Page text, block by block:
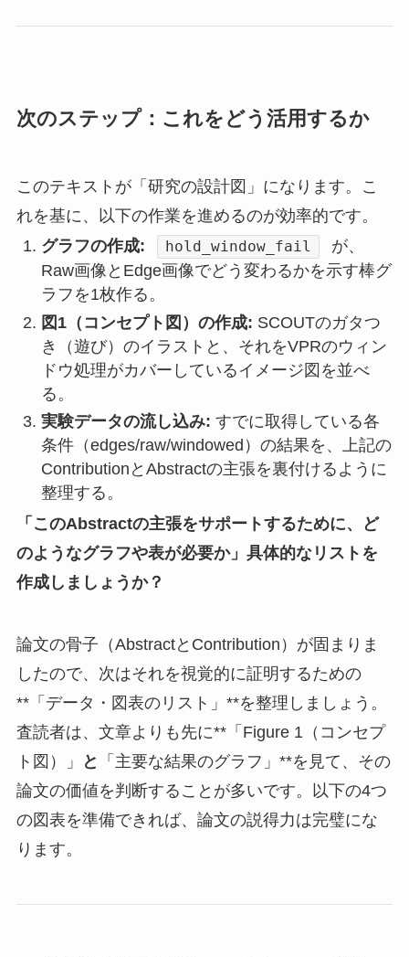
次のステップ：これをどう活用するか
このテキストが「研究の設計図」になります。こ
れを基に、以下の作業を進めるのが効率的です。
グラフの作成:
hold_window_fail
が、
Raw画像とEdge画像でどう変わるかを示す棒グ
ラフを1枚作る。
図1（コンセプト図）の作成: SCOUTのガタつ
き（遊び）のイラストと、それをVPRのウィン
ドウ処理がカバーしているイメージ図を並べ
る。
実験データの流し込み: すでに取得している各
条件（edges/raw/windowed）の結果を、上記の
ContributionとAbstractの主張を裏付けるように
整理する。
「このAbstractの主張をサポートするために、ど
のようなグラフや表が必要か」具体的なリストを
作成しましょうか？
論文の骨子（AbstractとContribution）が固まりま
したので、次はそれを視覚的に証明するための
**「データ・図表のリスト」**を整理しましょう。
査読者は、文章よりも先に**「Figure 1（コンセプ
ト図）」
と
「主要な結果のグラフ」**を見て、その
論文の価値を判断することが多いです。以下の4つ
の図表を準備できれば、論文の説得力は完璧にな
ります。